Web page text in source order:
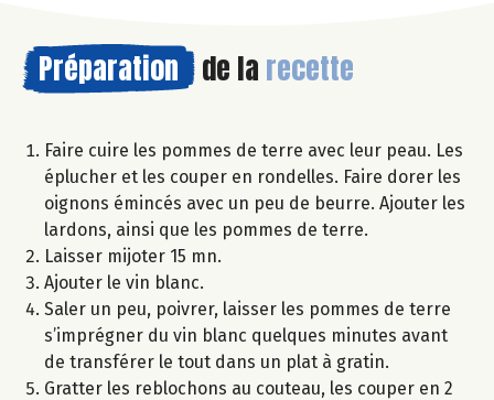
Préparation de la recette
Faire cuire les pommes de terre avec leur peau. Les
éplucher et les couper en rondelles. Faire dorer les
oignons émincés avec un peu de beurre. Ajouter les
lardons, ainsi que les pommes de terre.
Laisser mijoter 15 mn.
Ajouter le vin blanc.
Saler un peu, poivrer, laisser les pommes de terre
s’imprégner du vin blanc quelques minutes avant
de transférer le tout dans un plat à gratin.
Gratter les reblochons au couteau, les couper en 2